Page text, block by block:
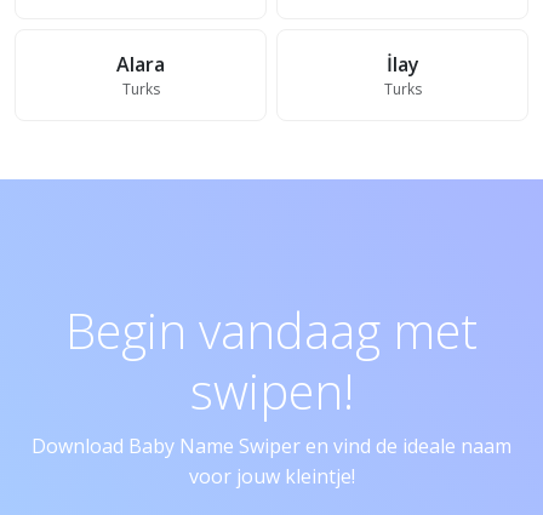
Alara
Turks
İlay
Turks
Begin vandaag met
swipen!
Download Baby Name Swiper en vind de ideale naam
voor jouw kleintje!